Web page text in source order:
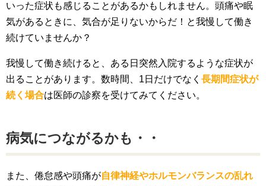
いった症状も感じることがあるかもしれません。頭痛や眠
気があるときに、気合が足りないからだ！と我慢して働き
続けていませんか？
我慢して働き続けると、ある日突然入院するような症状が
出ることがあります。数時間、1日だけでなく 長期間症状が
続く場合は医師の診察を受けてみてください。
病気につながるかも・・
また、倦怠感や頭痛が自律神経やホルモンバランスの乱れ